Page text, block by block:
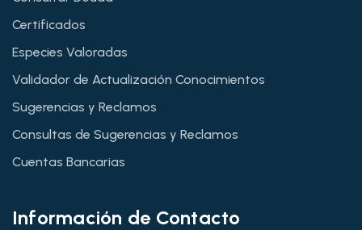
Certificados
Especies Valoradas
Validador de Actualización Conocimientos
Sugerencias y Reclamos
Consultas de Sugerencias y Reclamos
Cuentas Bancarias
Información de Contacto